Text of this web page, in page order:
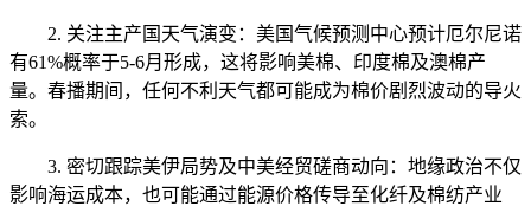
2. 关注主产国天气演变：美国气候预测中心预计厄尔尼诺
有61%概率于5-6月形成，这将影响美棉、印度棉及澳棉产
量。春播期间，任何不利天气都可能成为棉价剧烈波动的导火
索。
3. 密切跟踪美伊局势及中美经贸磋商动向：地缘政治不仅
影响海运成本，也可能通过能源价格传导至化纤及棉纺产业